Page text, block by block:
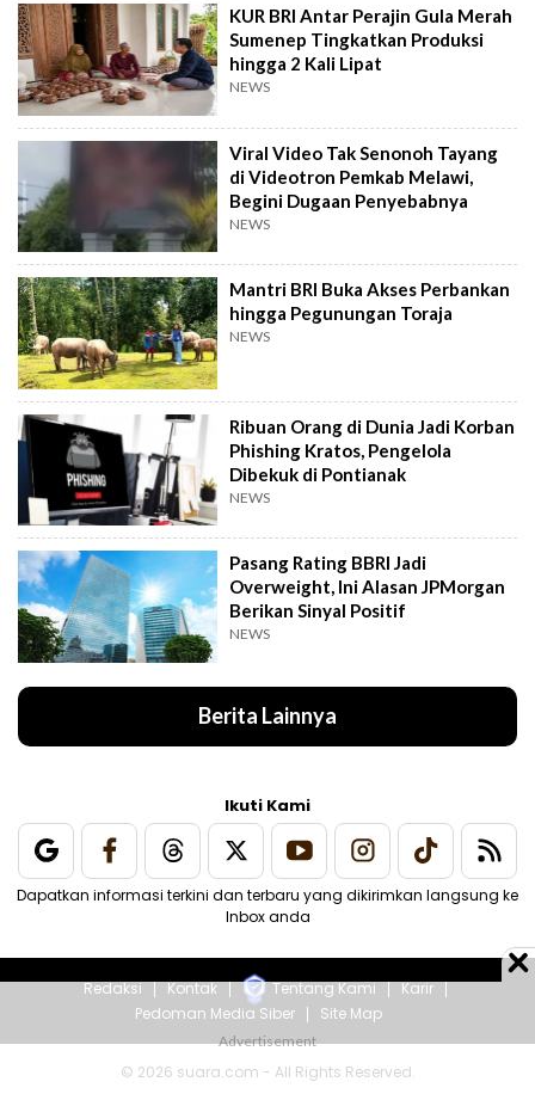
KUR BRI Antar Perajin Gula Merah
Sumenep Tingkatkan Produksi
hingga 2 Kali Lipat
NEWS
Viral Video Tak Senonoh Tayang
di Videotron Pemkab Melawi,
Begini Dugaan Penyebabnya
NEWS
Mantri BRI Buka Akses Perbankan
hingga Pegunungan Toraja
NEWS
Ribuan Orang di Dunia Jadi Korban
Phishing Kratos, Pengelola
Dibekuk di Pontianak
NEWS
Pasang Rating BBRI Jadi
Overweight, Ini Alasan JPMorgan
Berikan Sinyal Positif
NEWS
Berita Lainnya
Ikuti Kami
Dapatkan informasi terkini dan terbaru yang dikirimkan langsung ke
Inbox anda
Redaksi Kontak Tentang Kami
Karir
Pedoman Media Siber
Site Map
© 2026 suara.com - All Rights Reserved.